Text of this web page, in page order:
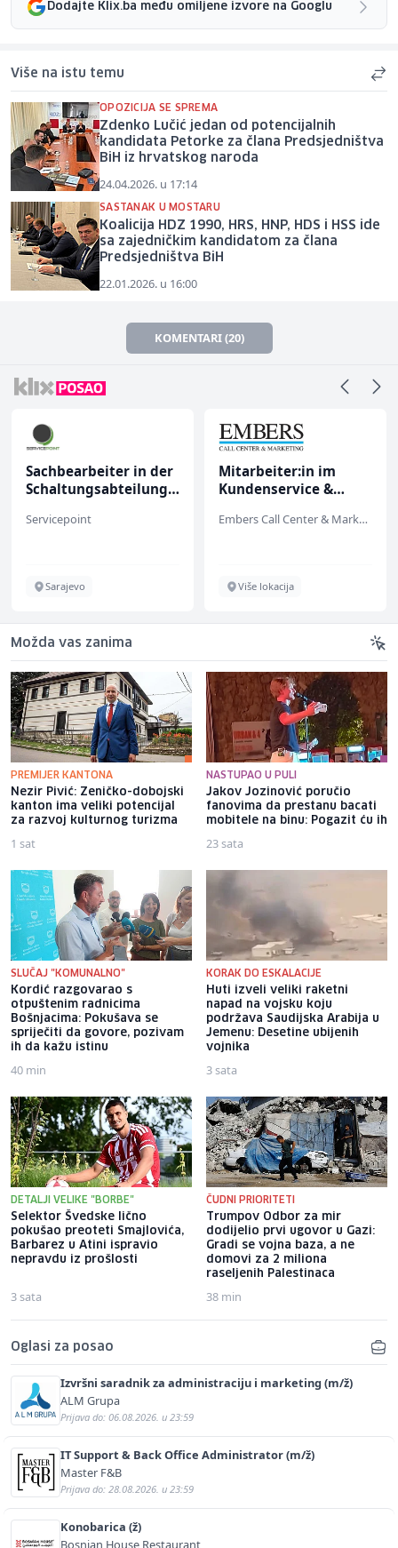
Dodajte Klix.ba među omiljene izvore na Googlu
Više na istu temu
OPOZICIJA SE SPREMA
Zdenko Lučić jedan od potencijalnih
kandidata Petorke za člana Predsjedništva
BiH iz hrvatskog naroda
24.04.2026. u 17:14
SASTANAK U MOSTARU
Koalicija HDZ 1990, HRS, HNP, HDS i HSS ide
sa zajedničkim kandidatom za člana
Predsjedništva BiH
22.01.2026. u 16:00
KOMENTARI (20)
Sachbearbeiter in der
Schaltungsabteilung
Servicepoint
Sarajevo
Mitarbeiter:in im
Kundenservice &
Embers Call Center & Marketing
Više lokacija
Možda vas zanima
PREMIJER KANTONA
Nezir Pivić: Zeničko-dobojski
kanton ima veliki potencijal
za razvoj kulturnog turizma
1 sat
NASTUPAO U PULI
Jakov Jozinović poručio
fanovima da prestanu bacati
mobitele na binu: Pogazit ću ih
23 sata
SLUČAJ "KOMUNALNO"
Kordić razgovarao s
otpuštenim radnicima
Bošnjacima: Pokušava se
spriječiti da govore, pozivam
ih da kažu istinu
40 min
KORAK DO ESKALACIJE
Huti izveli veliki raketni
napad na vojsku koju
podržava Saudijska Arabija u
Jemenu: Desetine ubijenih
vojnika
3 sata
DETALJI VELIKE "BORBE"
Selektor Švedske lično
pokušao preoteti Smajlovića,
Barbarez u Atini ispravio
nepravdu iz prošlosti
3 sata
ČUDNI PRIORITETI
Trumpov Odbor za mir
dodijelio prvi ugovor u Gazi:
Gradi se vojna baza, a ne
domovi za 2 miliona
raseljenih Palestinaca
38 min
Oglasi za posao
Izvršni saradnik za administraciju i marketing (m/ž)
ALM Grupa
Prijava do: 06.08.2026. u 23:59
IT Support & Back Office Administrator (m/ž)
Master F&B
Prijava do: 28.08.2026. u 23:59
Konobarica (ž)
Bosnian House Restaurant